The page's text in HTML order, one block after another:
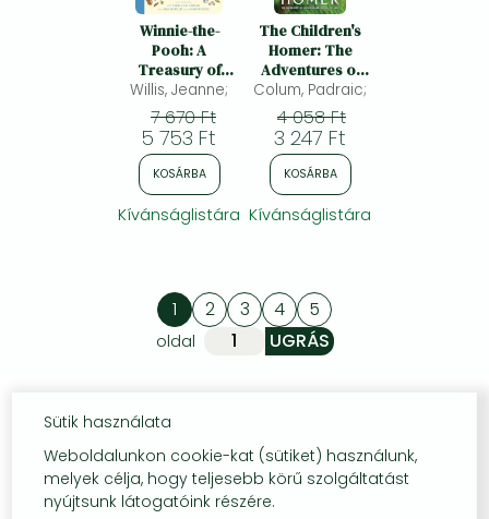
Winnie-the-
Pooh: A
Treasury of
Heart-warming
Adventures in
Rhyme
Willis, Jeanne;
7 670 Ft
5 753 Ft
KOSÁRBA
Kívánságlistára
The Children's
Homer: The
Adventures of
Odysseus and
the Tale of Troy
Colum, Padraic;
4 058 Ft
3 247 Ft
KOSÁRBA
Kívánságlistára
1 2 3 4 5
oldal
Sütik használata
Weboldalunkon cookie-kat (sütiket) használunk,
melyek célja, hogy teljesebb körű szolgáltatást
nyújtsunk látogatóink részére.